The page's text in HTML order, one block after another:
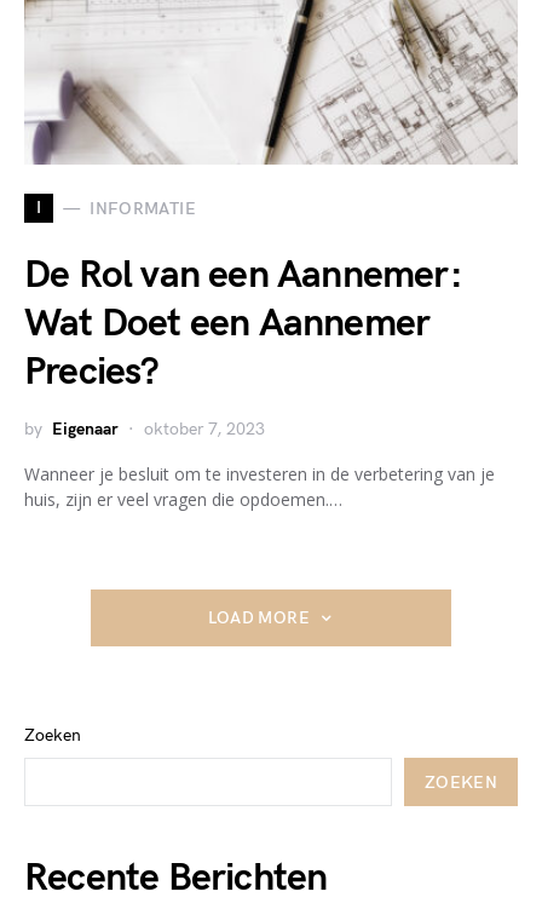
I INFORMATIE
De Rol van een Aannemer:
Wat Doet een Aannemer
Precies?
by Eigenaar oktober 7, 2023
Wanneer je besluit om te investeren in de verbetering van je
huis, zijn er veel vragen die opdoemen.…
LOAD MORE
Zoeken
ZOEKEN
Recente Berichten